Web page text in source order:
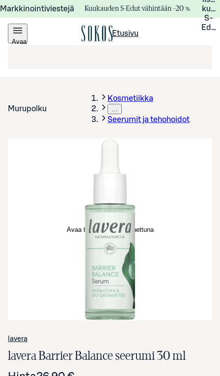
Markkinointiviestejä Kuukauden S-Edut vähintään –20 %
S-
Avaa
Etusivu
Murupolku
Kosmetiikka
…
Seerumit ja tehohoidot
Avaa tuotekuva suurennettuna
lavera
lavera Barrier Balance seerumi 30 ml